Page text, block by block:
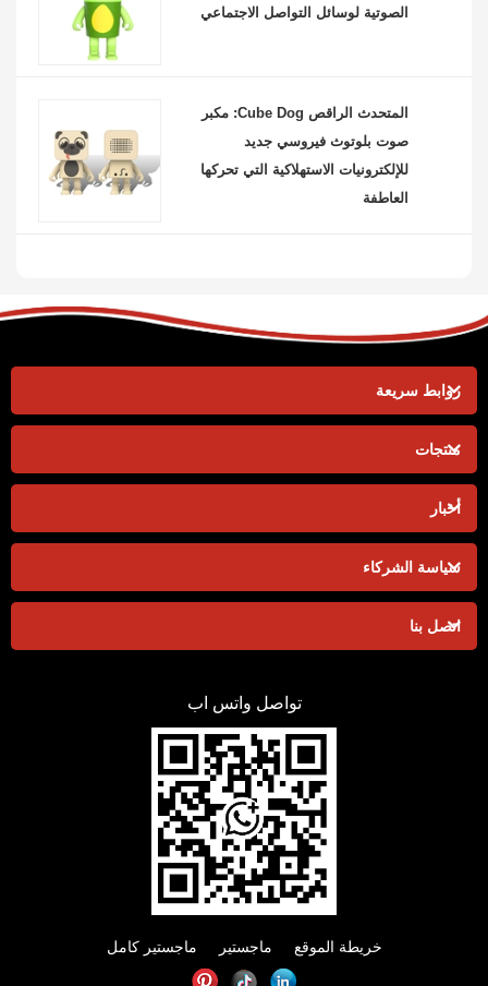
الصوتية لوسائل التواصل الاجتماعي
المتحدث الراقص Cube Dog: مكبر
صوت بلوتوث فيروسي جديد
للإلكترونيات الاستهلاكية التي تحركها
العاطفة
روابط سريعة
منتجات
أخبار
سياسة الشركاء
اتصل بنا
تواصل واتس اب
خريطة الموقع ماجستير ماجستير كامل